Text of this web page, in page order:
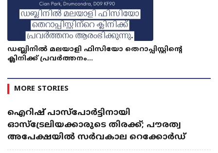
ഡബ്ലിനിൽ മലയാളി ഫിസിയോ തെറാപ്പിസ്റ്റിന്റെ
ക്ലിനിക്ക് പ്രവർത്തനം…
MORE STORIES
ഐറിഷ് പാസ്‌പോർട്ടിനായി
ഓസ്ട്രേലിയക്കാരുടെ തിരക്ക്; പൗരത്വ
അപേക്ഷയിൽ സർവകാല റെക്കോർഡ്